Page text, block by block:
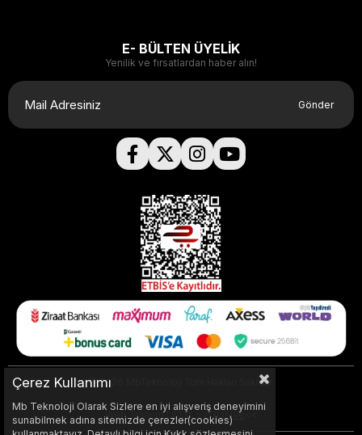
E- BÜLTEN ÜYELİK
Yenilik ve fırsatlardan haber alın!
Gönder
© 2026 MbTeknoloji Tüm Hakları Saklıdır.
Web Tasarım UI/UX >>GraFiVe <<
Çerez Kullanımı
Mb Teknoloji Olarak Sizlere en iyi alışveriş deneyimini
sunabilmek adına sitemizde çerezler(cookies)